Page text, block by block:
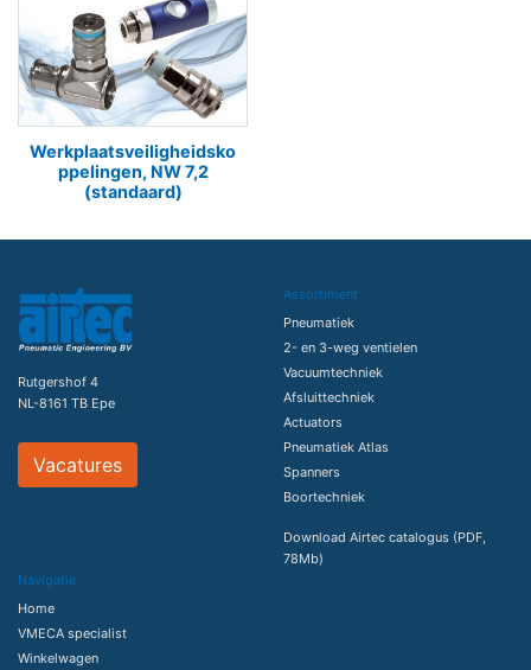
Werkplaatsveiligheidsko
ppelingen, NW 7,2
(standaard)
Rutgershof 4
NL-8161 TB Epe
Vacatures
Assortiment
Pneumatiek
2- en 3-weg ventielen
Vacuumtechniek
Afsluittechniek
Actuators
Pneumatiek Atlas
Spanners
Boortechniek
Download Airtec catalogus (PDF,
78Mb)
Navigatie
Home
VMECA specialist
Winkelwagen